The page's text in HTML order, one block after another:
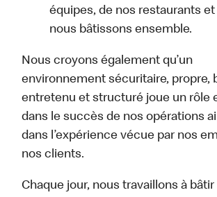
équipes, de nos restaurants
nous bâtissons ensemble.
Nous croyons également qu’un
environnement sécuritaire, propre,
entretenu et structuré joue un rôle
dans le succès de nos opérations
dans l’expérience vécue par nos
nos clients.
Chaque jour, nous travaillons à bâtir